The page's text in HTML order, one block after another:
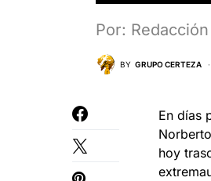
Por: Redacción
BY GRUPO CERTEZA
En días
hoy